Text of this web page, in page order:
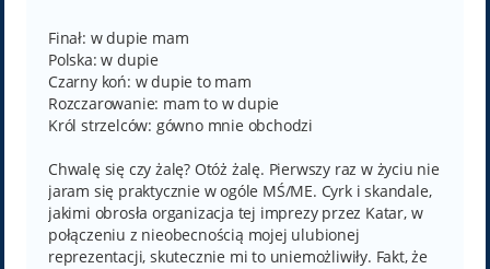
t
Finał: w dupie mam
Polska: w dupie
Czarny koń: w dupie to mam
Rozczarowanie: mam to w dupie
Król strzelców: gówno mnie obchodzi
Chwalę się czy żalę? Otóż żalę. Pierwszy raz w życiu nie
jaram się praktycznie w ogóle MŚ/ME. Cyrk i skandale,
jakimi obrosła organizacja tej imprezy przez Katar, w
połączeniu z nieobecnością mojej ulubionej
reprezentacji, skutecznie mi to uniemożliwiły. Fakt, że